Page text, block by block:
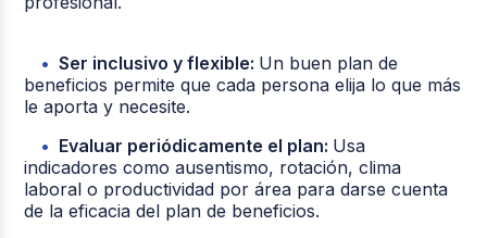
Ser inclusivo y flexible: Un buen plan de
beneficios permite que cada persona elija lo que más
le aporta y necesite.
Evaluar periódicamente el plan: Usa
indicadores como ausentismo, rotación, clima
laboral o productividad por área para darse cuenta
de la eficacia del plan de beneficios.